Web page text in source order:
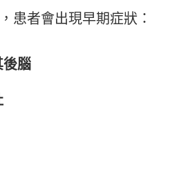
患者會出現早期症狀：
後腦